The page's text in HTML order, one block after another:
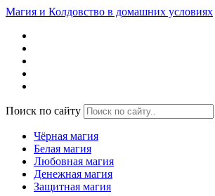
Магия и Колдовство в домашних условиях
Поиск по сайту
Чёрная магия
Белая магия
Любовная магия
Денежная магия
Защитная магия